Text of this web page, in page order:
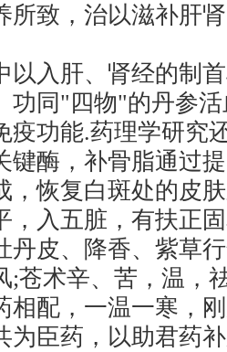
所致，治以滋补肝
以入肝、肾经的制
功同"四物"的丹参
疫功能.药理学研究
键酶，补骨脂通过
，恢复白斑处的皮
，入五脏，有扶正
丹皮、降香、紫草
;苍术辛、苦，温，
相配，一温一寒，
为臣药，以助君药